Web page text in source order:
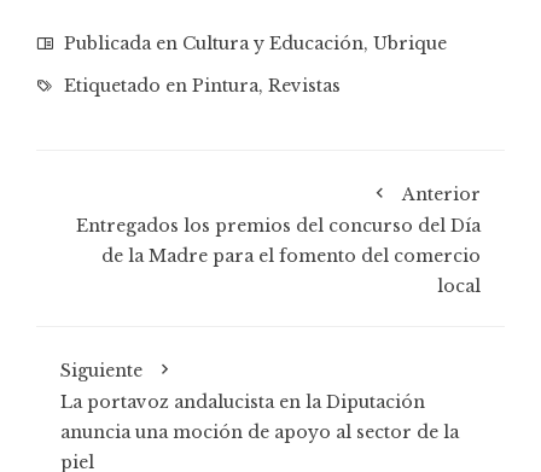
Publicada en Cultura y Educación, Ubrique
Etiquetado en Pintura, Revistas
Anterior
Entregados los premios del concurso del Día
de la Madre para el fomento del comercio
local
Siguiente
La portavoz andalucista en la Diputación
anuncia una moción de apoyo al sector de la
piel